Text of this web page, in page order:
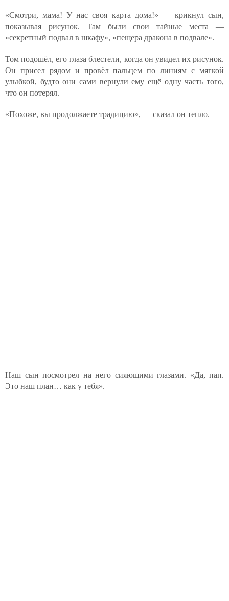
«Смотри, мама! У нас своя карта дома!» — крикнул сын,
показывая рисунок. Там были свои тайные места —
«секретный подвал в шкафу», «пещера дракона в подвале».
Том подошёл, его глаза блестели, когда он увидел их рисунок.
Он присел рядом и провёл пальцем по линиям с мягкой
улыбкой, будто они сами вернули ему ещё одну часть того,
что он потерял.
«Похоже, вы продолжаете традицию», — сказал он тепло.
Наш сын посмотрел на него сияющими глазами. «Да, пап.
Это наш план… как у тебя».